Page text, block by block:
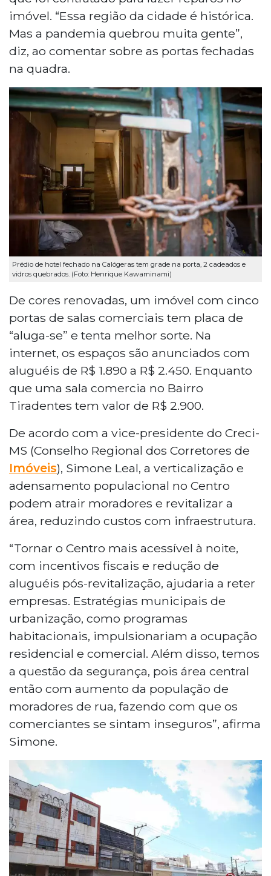
imóvel. “Essa região da cidade é histórica.
Mas a pandemia quebrou muita gente”,
diz, ao comentar sobre as portas fechadas
na quadra.
Prédio de hotel fechado na Calógeras tem grade na porta, 2 cadeados e
vidros quebrados. (Foto: Henrique Kawaminami)
De cores renovadas, um imóvel com cinco
portas de salas comerciais tem placa de
“aluga-se” e tenta melhor sorte. Na
internet, os espaços são anunciados com
aluguéis de R$ 1.890 a R$ 2.450. Enquanto
que uma sala comercia no Bairro
Tiradentes tem valor de R$ 2.900.
De acordo com a vice-presidente do Creci-
MS (Conselho Regional dos Corretores de
Imóveis), Simone Leal, a verticalização e
adensamento populacional no Centro
podem atrair moradores e revitalizar a
área, reduzindo custos com infraestrutura.
“Tornar o Centro mais acessível à noite,
com incentivos fiscais e redução de
aluguéis pós-revitalização, ajudaria a reter
empresas. Estratégias municipais de
urbanização, como programas
habitacionais, impulsionariam a ocupação
residencial e comercial. Além disso, temos
a questão da segurança, pois área central
então com aumento da população de
moradores de rua, fazendo com que os
comerciantes se sintam inseguros”, afirma
Simone.